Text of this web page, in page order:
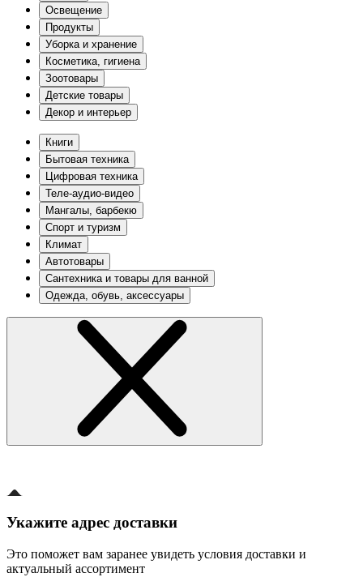
Освещение
Продукты
Уборка и хранение
Косметика, гигиена
Зоотовары
Детские товары
Декор и интерьер
Книги
Бытовая техника
Цифровая техника
Теле-аудио-видео
Мангалы, барбекю
Спорт и туризм
Климат
Автотовары
Сантехника и товары для ванной
Одежда, обувь, аксессуары
Укажите адрес доставки
Это поможет вам заранее увидеть условия доставки и
актуальный ассортимент